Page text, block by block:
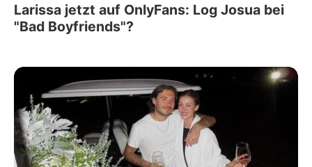
Larissa jetzt auf OnlyFans: Log Josua bei
"Bad Boyfriends"?